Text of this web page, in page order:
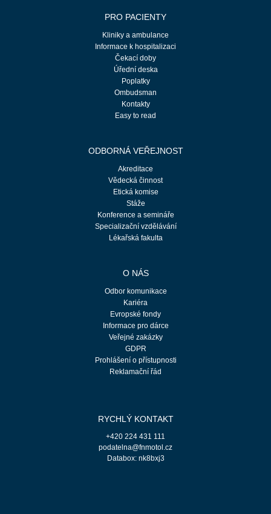
PRO PACIENTY
Kliniky a ambulance
Informace k hospitalizaci
Čekací doby
Úřední deska
Poplatky
Ombudsman
Kontakty
Easy to read
ODBORNÁ VEŘEJNOST
Akreditace
Vědecká činnost
Etická komise
Stáže
Konference a semináře
Specializační vzdělávání
Lékařská fakulta
O NÁS
Odbor komunikace
Kariéra
Evropské fondy
Informace pro dárce
Veřejné zakázky
GDPR
Prohlášení o přístupnosti
Reklamační řád
RYCHLÝ KONTAKT
+420 224 431 111
podatelna@fnmotol.cz
Databox: nk8bxj3